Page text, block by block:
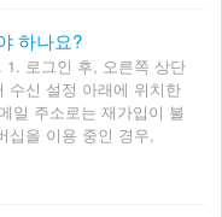
하나요?
1. 로그인 후, 오른쪽 상단
수신 설정 아래에 위치한
일 주소로는 재가입이 불
십을 이용 중인 경우,